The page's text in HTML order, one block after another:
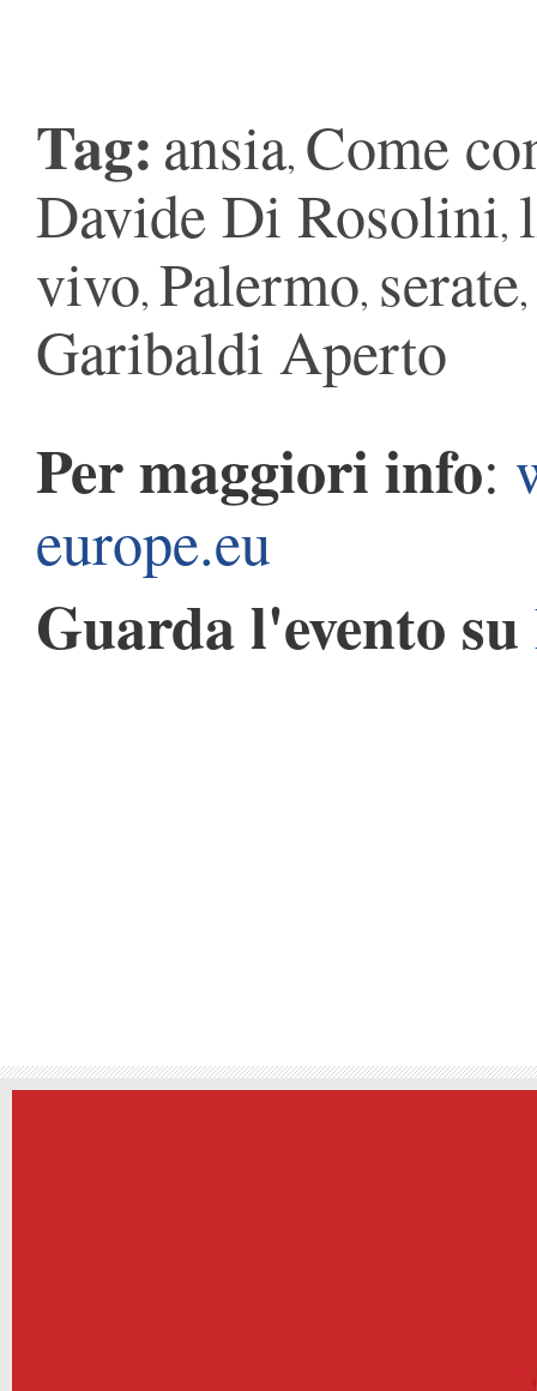
Tag: ansia, Come
Davide Di Rosolini,
vivo, Palermo, serate,
Garibaldi Aperto
Per maggiori info:
europe.eu
Guarda l'evento su